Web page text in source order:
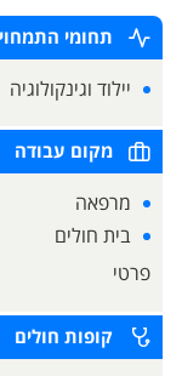
תחומי
יילוד וגינקולוגיה
מקום עבודה
מרפאה
בית חולים
פרטי
קופות חולים